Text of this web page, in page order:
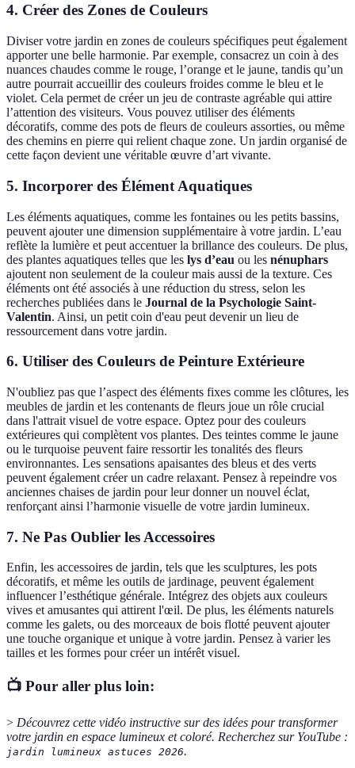
4. Créer des Zones de Couleurs
Diviser votre jardin en zones de couleurs spécifiques peut également
apporter une belle harmonie. Par exemple, consacrez un coin à des
nuances chaudes comme le rouge, l’orange et le jaune, tandis qu’un
autre pourrait accueillir des couleurs froides comme le bleu et le
violet. Cela permet de créer un jeu de contraste agréable qui attire
l’attention des visiteurs. Vous pouvez utiliser des éléments
décoratifs, comme des pots de fleurs de couleurs assorties, ou même
des chemins en pierre qui relient chaque zone. Un jardin organisé de
cette façon devient une véritable œuvre d’art vivante.
5. Incorporer des Élément Aquatiques
Les éléments aquatiques, comme les fontaines ou les petits bassins,
peuvent ajouter une dimension supplémentaire à votre jardin. L’eau
reflète la lumière et peut accentuer la brillance des couleurs. De plus,
des plantes aquatiques telles que les lys d’eau ou les nénuphars
ajoutent non seulement de la couleur mais aussi de la texture. Ces
éléments ont été associés à une réduction du stress, selon les
recherches publiées dans le Journal de la Psychologie Saint-
Valentin. Ainsi, un petit coin d'eau peut devenir un lieu de
ressourcement dans votre jardin.
6. Utiliser des Couleurs de Peinture Extérieure
N'oubliez pas que l’aspect des éléments fixes comme les clôtures, les
meubles de jardin et les contenants de fleurs joue un rôle crucial
dans l'attrait visuel de votre espace. Optez pour des couleurs
extérieures qui complètent vos plantes. Des teintes comme le jaune
ou le turquoise peuvent faire ressortir les tonalités des fleurs
environnantes. Les sensations apaisantes des bleus et des verts
peuvent également créer un cadre relaxant. Pensez à repeindre vos
anciennes chaises de jardin pour leur donner un nouvel éclat,
renforçant ainsi l’harmonie visuelle de votre jardin lumineux.
7. Ne Pas Oublier les Accessoires
Enfin, les accessoires de jardin, tels que les sculptures, les pots
décoratifs, et même les outils de jardinage, peuvent également
influencer l’esthétique générale. Intégrez des objets aux couleurs
vives et amusantes qui attirent l'œil. De plus, les éléments naturels
comme les galets, ou des morceaux de bois flotté peuvent ajouter
une touche organique et unique à votre jardin. Pensez à varier les
tailles et les formes pour créer un intérêt visuel.
📺 Pour aller plus loin:
> Découvrez cette vidéo instructive sur des idées pour transformer
votre jardin en espace lumineux et coloré. Recherchez sur YouTube :
jardin lumineux astuces 2026.